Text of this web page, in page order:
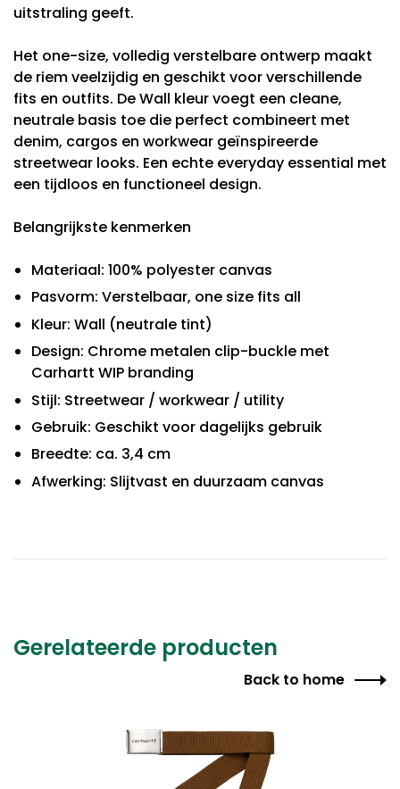
uitstraling geeft.
Het one-size, volledig verstelbare ontwerp maakt
de riem veelzijdig en geschikt voor verschillende
fits en outfits. De Wall kleur voegt een cleane,
neutrale basis toe die perfect combineert met
denim, cargos en workwear geïnspireerde
streetwear looks. Een echte everyday essential met
een tijdloos en functioneel design.
Belangrijkste kenmerken
Materiaal: 100% polyester canvas
Pasvorm: Verstelbaar, one size fits all
Kleur: Wall (neutrale tint)
Design: Chrome metalen clip-buckle met
Carhartt WIP branding
Stijl: Streetwear / workwear / utility
Gebruik: Geschikt voor dagelijks gebruik
Breedte: ca. 3,4 cm
Afwerking: Slijtvast en duurzaam canvas
Gerelateerde producten
Back to home